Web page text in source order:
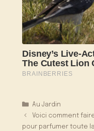
Catégories
Au Jardin
Voici comment
pour parfumer toute